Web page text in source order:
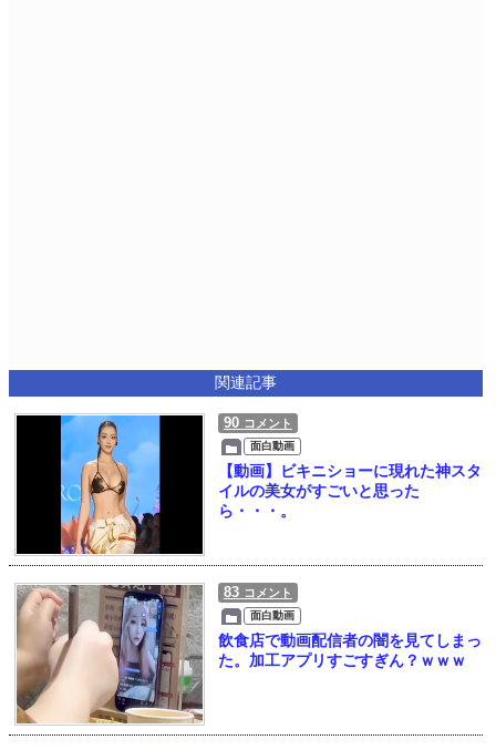
関連記事
90 コメント
面白動画
【動画】ビキニショーに現れた神スタ
イルの美女がすごいと思った
ら・・・。
83 コメント
面白動画
飲食店で動画配信者の闇を見てしまっ
た。加工アプリすごすぎん？ｗｗｗ